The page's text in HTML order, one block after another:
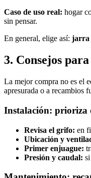
Caso de uso real: hogar
sin pensar.
En general, elige así: jarra
3. Consejos
La mejor compra no es el
apresurada o a recambios
Instalación: prioriza
Revisa el grifo: en
Ubicación y
Primer enjuague:
Presión y caudal: